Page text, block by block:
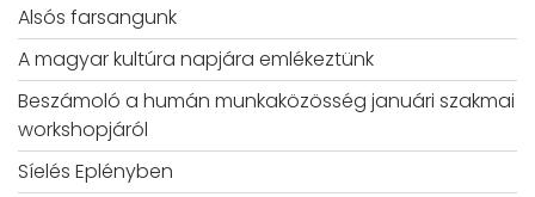
Alsós farsangunk
A magyar kultúra napjára emlékeztünk
Beszámoló a humán munkaközösség januári szakmai
workshopjáról
Síelés Eplényben